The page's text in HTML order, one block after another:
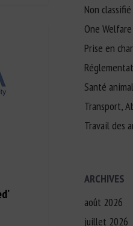
Non classifié
One Welfare
Prise en
Santé
Transport,
Travail des
ARCHIVES
août 2026
juillet 2026